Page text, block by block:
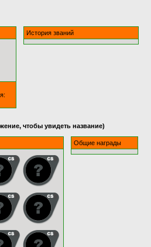
История званий
чтобы увидеть название)
Общие награды